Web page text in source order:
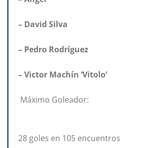
– David Silva
– Pedro Rodríguez
– Victor Machín ‘Vitolo’
Máximo Goleador:
28 goles en 105 encuentros